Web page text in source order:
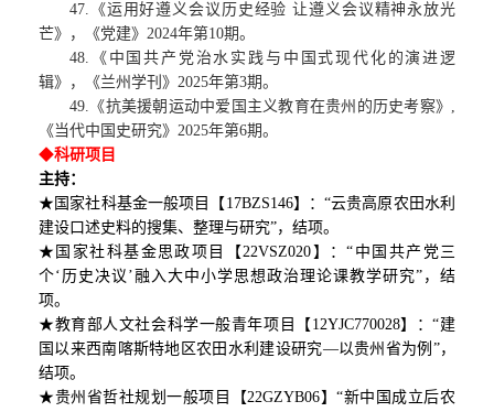
47. 《运用好遵义会议历史经验 让遵义会议精神永放光
芒》，《党建》 2024年第10期。
48. 《中国共产党治水实践与中国式现代化的演进逻
辑》，《兰州学刊》 2025年第3期。
49. 《抗美援朝运动中爱国主义教育在贵州的历史考察》 ,
《当代中国史研究》2025年第6期。
◆科研项目
主持：
★国家社科基金一般项目【17BZS146】：“云贵高原农田水利
建设口述史料的搜集、整理与研究”，结项。
★国家社科基金思政项目【22VSZ020】：“中国共产党三
个‘历史决议’融入大中小学思想政治理论课教学研究”，结
项。
★教育部人文社会科学一般青年项目【12YJC770028】：“建
国以来西南喀斯特地区农田水利建设研究—以贵州省为例”，
结项。
★贵州省哲社规划一般项目【22GZYB06】“新中国成立后农